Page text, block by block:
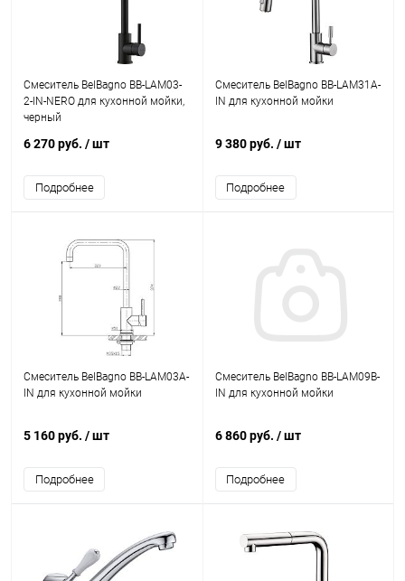
Смеситель BelBagno BB-LAM03-
2-IN-NERO для кухонной мойки,
черный
6 270 руб. / шт
Подробнее
Смеситель BelBagno BB-LAM31A-
IN для кухонной мойки
9 380 руб. / шт
Подробнее
Смеситель BelBagno BB-LAM03A-
IN для кухонной мойки
5 160 руб. / шт
Подробнее
Смеситель BelBagno BB-LAM09B-
IN для кухонной мойки
6 860 руб. / шт
Подробнее